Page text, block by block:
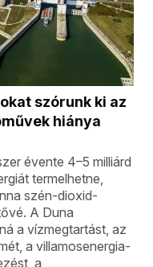
szórunk ki az
hiánya
évente 4–5 milliárd
termelhetne,
szén-dioxid-
A Duna
a vízmegtartást, az
a villamosenergia-
a